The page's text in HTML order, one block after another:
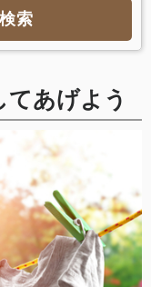
索
あげよう